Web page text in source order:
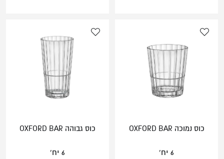
כוס נמוכה OXFORD BAR
6 יח'
כוס גבוהה OXFORD BAR
6 יח'